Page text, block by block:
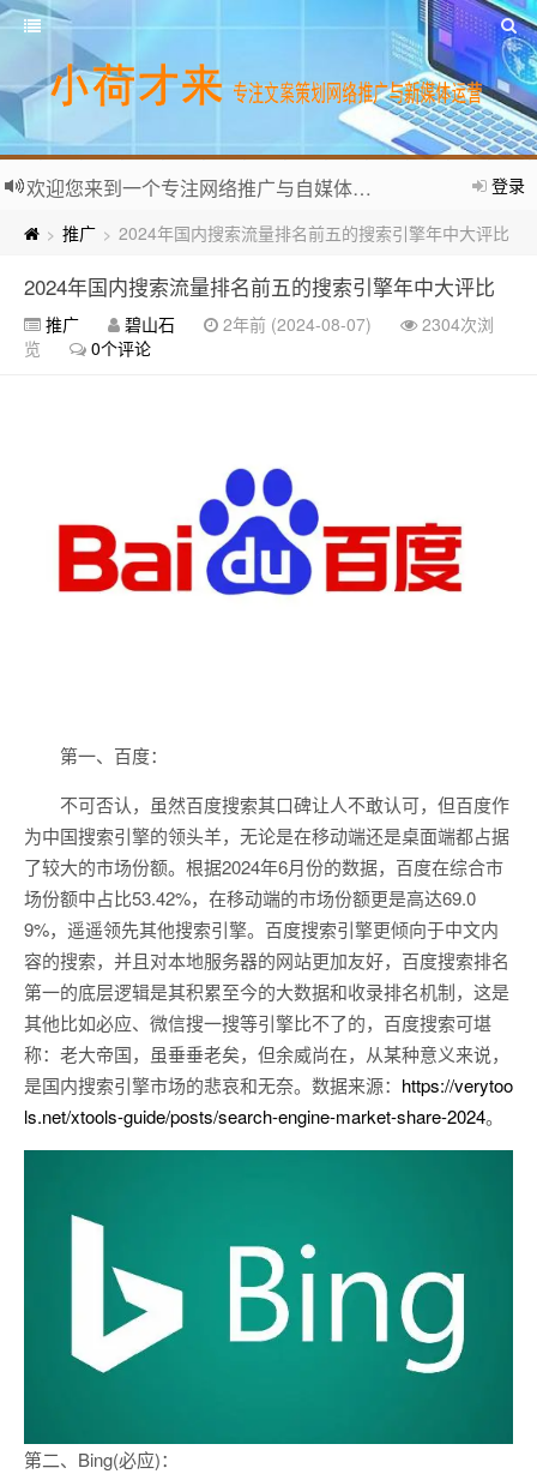
登录
欢迎您来到一个专注网络推广与自媒体运营的个人网站。
> 推广 > 2024年国内搜索流量排名前五的搜索引擎年中大评比
2024年国内搜索流量排名前五的搜索引擎年中大评比
推广 碧山石 2年前 (2024-08-07)
2304次浏
览
0个评论
第一、百度：
不可否认，虽然百度搜索其口碑让人不敢认可，但百度作
为中国搜索引擎的领头羊，无论是在移动端还是桌面端都占据
了较大的市场份额。根据2024年6月份的数据，百度在综合市
场份额中占比53.42%，在移动端的市场份额更是高达69.0
9%，遥遥领先其他搜索引擎。百度搜索引擎更倾向于中文内
容的搜索，并且对本地服务器的网站更加友好，百度搜索排名
第一的底层逻辑是其积累至今的大数据和收录排名机制，这是
其他比如必应、微信搜一搜等引擎比不了的，百度搜索可堪
称：老大帝国，虽垂垂老矣，但余威尚在，从某种意义来说，
是国内搜索引擎市场的悲哀和无奈。数据来源： https://verytoo
ls.net/xtools-guide/posts/search-engine-market-share-2024。
第二、Bing(必应)：